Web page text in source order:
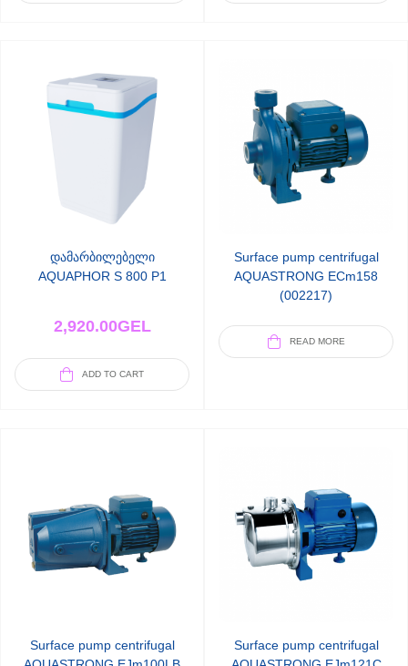
დამარბილებელი
AQUAPHOR S 800 P1
2,920.00GEL
ADD TO CART
Surface pump centrifugal
AQUASTRONG ECm158
(002217)
READ MORE
Surface pump centrifugal
Surface pump centrifugal